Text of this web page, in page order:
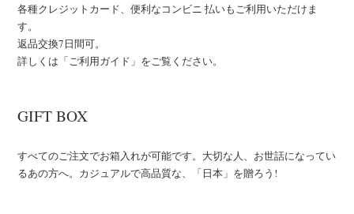
各種クレジットカード、便利なコンビニ 払いもご利用いただけま
す。
返品交換7日間可。
詳しくは「ご利用ガイド」をご覧ください。
GIFT BOX
すべてのご注文でお箱入れが可能です。大切な人、お世話になってい
るあの方へ。カジュアルで高品質な、「日本」を贈ろう!